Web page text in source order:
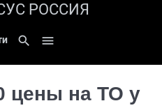
РОССИЯ
search 
цены на ТО у